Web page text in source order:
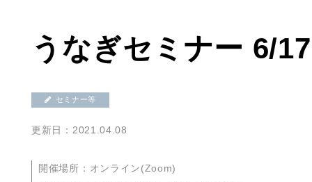
うなぎセミナー 6/17
セミナー等
更新日：2021.04.08
開催場所：オンライン(Zoom)